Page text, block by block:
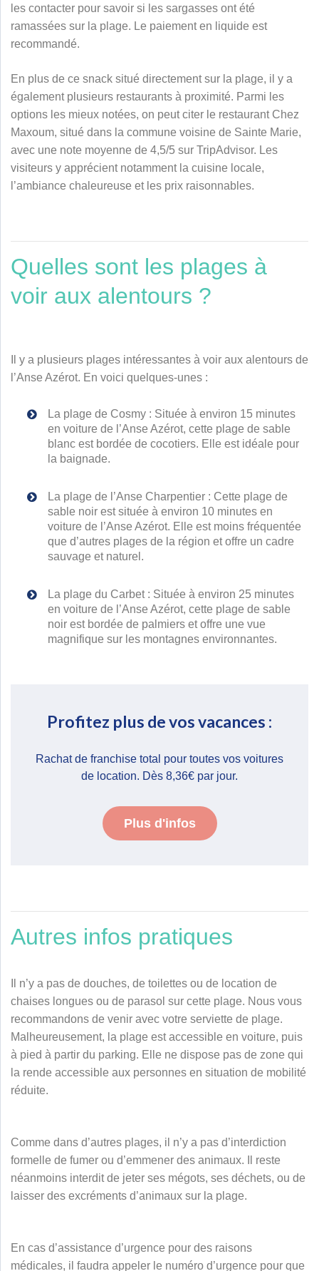
les contacter pour savoir si les sargasses ont été
ramassées sur la plage. Le paiement en liquide est
recommandé.
En plus de ce snack situé directement sur la plage, il y a
également plusieurs restaurants à proximité. Parmi les
options les mieux notées, on peut citer le restaurant Chez
Maxoum, situé dans la commune voisine de Sainte Marie,
avec une note moyenne de 4,5/5 sur TripAdvisor. Les
visiteurs y apprécient notamment la cuisine locale,
l’ambiance chaleureuse et les prix raisonnables.
Quelles sont les plages à
voir aux alentours ?
Il y a plusieurs plages intéressantes à voir aux alentours de
l’Anse Azérot. En voici quelques-unes :
La plage de Cosmy : Située à environ 15 minutes
en voiture de l’Anse Azérot, cette plage de sable
blanc est bordée de cocotiers. Elle est idéale pour
la baignade.
La plage de l’Anse Charpentier : Cette plage de
sable noir est située à environ 10 minutes en
voiture de l’Anse Azérot. Elle est moins fréquentée
que d’autres plages de la région et offre un cadre
sauvage et naturel.
La plage du Carbet : Située à environ 25 minutes
en voiture de l’Anse Azérot, cette plage de sable
noir est bordée de palmiers et offre une vue
magnifique sur les montagnes environnantes.
Profitez plus de vos vacances :​
Rachat de franchise total pour toutes vos voitures
de location. Dès 8,36€ par jour.
Plus d'infos
Autres infos pratiques
Il n’y a pas de douches, de toilettes ou de location de
chaises longues ou de parasol sur cette plage. Nous vous
recommandons de venir avec votre serviette de plage.
Malheureusement, la plage est accessible en voiture, puis
à pied à partir du parking. Elle ne dispose pas de zone qui
la rende accessible aux personnes en situation de mobilité
réduite.
Comme dans d’autres plages, il n’y a pas d’interdiction
formelle de fumer ou d’emmener des animaux. Il reste
néanmoins interdit de jeter ses mégots, ses déchets, ou de
laisser des excréments d’animaux sur la plage.
En cas d’assistance d’urgence pour des raisons
médicales, il faudra appeler le numéro d’urgence pour que